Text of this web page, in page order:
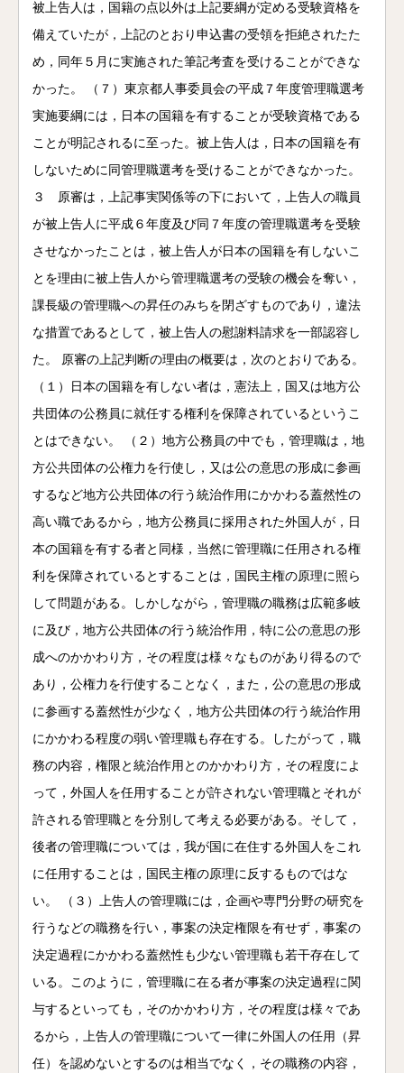
被上告人は，国籍の点以外は上記要綱が定める受験資格を
備えていたが，上記のとおり申込書の受領を拒絶されたた
め，同年５月に実施された筆記考査を受けることができな
かった。 （７）東京都人事委員会の平成７年度管理職選考
実施要綱には，日本の国籍を有することが受験資格である
ことが明記されるに至った。被上告人は，日本の国籍を有
しないために同管理職選考を受けることができなかった。
３ 原審は，上記事実関係等の下において，上告人の職員
が被上告人に平成６年度及び同７年度の管理職選考を受験
させなかったことは，被上告人が日本の国籍を有しないこ
とを理由に被上告人から管理職選考の受験の機会を奪い，
課長級の管理職への昇任のみちを閉ざすものであり，違法
な措置であるとして，被上告人の慰謝料請求を一部認容し
た。 原審の上記判断の理由の概要は，次のとおりである。
（１）日本の国籍を有しない者は，憲法上，国又は地方公
共団体の公務員に就任する権利を保障されているというこ
とはできない。 （２）地方公務員の中でも，管理職は，地
方公共団体の公権力を行使し，又は公の意思の形成に参画
するなど地方公共団体の行う統治作用にかかわる蓋然性の
高い職であるから，地方公務員に採用された外国人が，日
本の国籍を有する者と同様，当然に管理職に任用される権
利を保障されているとすることは，国民主権の原理に照ら
して問題がある。しかしながら，管理職の職務は広範多岐
に及び，地方公共団体の行う統治作用，特に公の意思の形
成へのかかわり方，その程度は様々なものがあり得るので
あり，公権力を行使することなく，また，公の意思の形成
に参画する蓋然性が少なく，地方公共団体の行う統治作用
にかかわる程度の弱い管理職も存在する。したがって，職
務の内容，権限と統治作用とのかかわり方，その程度によ
って，外国人を任用することが許されない管理職とそれが
許される管理職とを分別して考える必要がある。そして，
後者の管理職については，我が国に在住する外国人をこれ
に任用することは，国民主権の原理に反するものではな
い。 （３）上告人の管理職には，企画や専門分野の研究を
行うなどの職務を行い，事案の決定権限を有せず，事案の
決定過程にかかわる蓋然性も少ない管理職も若干存在して
いる。このように，管理職に在る者が事案の決定過程に関
与するといっても，そのかかわり方，その程度は様々であ
るから，上告人の管理職について一律に外国人の任用（昇
任）を認めないとするのは相当でなく，その職務の内容，